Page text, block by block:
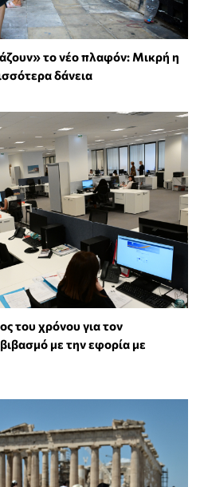
το νέο πλαφόν: Μικρή η
δάνεια
του χρόνου για τον
με την εφορία με